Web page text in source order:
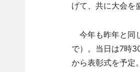
げて、共に大会を
今年も昨年と同
で）。当日は7時
から表彰式を予定